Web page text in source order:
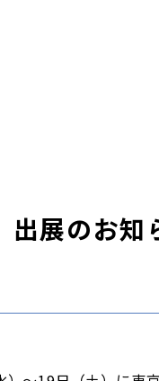
展のお知